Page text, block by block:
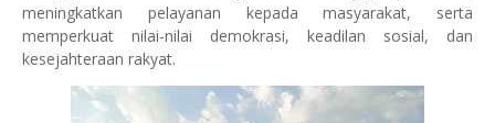
meningkatkan pelayanan kepada masyarakat, serta
memperkuat nilai-nilai demokrasi, keadilan sosial, dan
kesejahteraan rakyat.